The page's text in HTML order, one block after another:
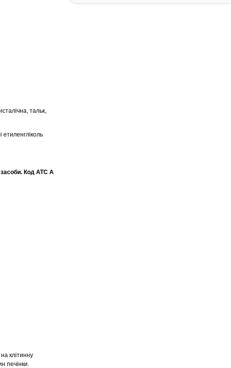
тальк,
засоби. Код АТС А
клітинну
печінки.